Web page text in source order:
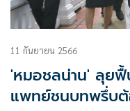
11 กันยายน 2566
'หมอชลน่าน' ลุย
แพทย์ชนบทพรึ่บ